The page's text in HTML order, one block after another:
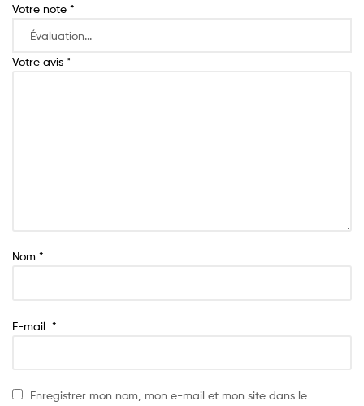
Votre note *
Votre avis *
Nom *
E-mail *
Enregistrer mon nom, mon e-mail et mon site dans le